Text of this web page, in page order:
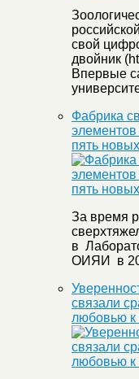
свой
двойник
Впервые
Фабрика
пять
За время
в
ОИЯИ в
связали
любовью к